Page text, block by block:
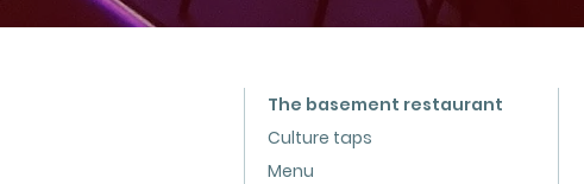
The basement restaurant
Culture taps
Menu